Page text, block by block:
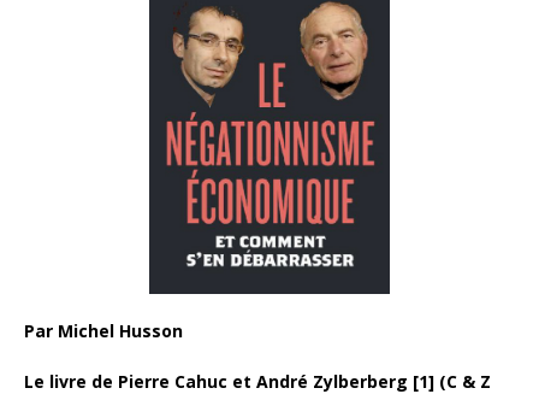
Par Michel Husson
Le livre de Pierre Cahuc et André Zylberberg [1] (C & Z